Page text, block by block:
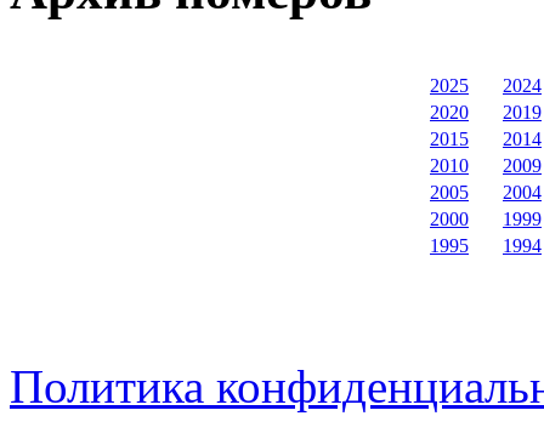
2025
2024
2020
2019
2015
2014
2010
2009
2005
2004
2000
1999
1995
1994
Политика